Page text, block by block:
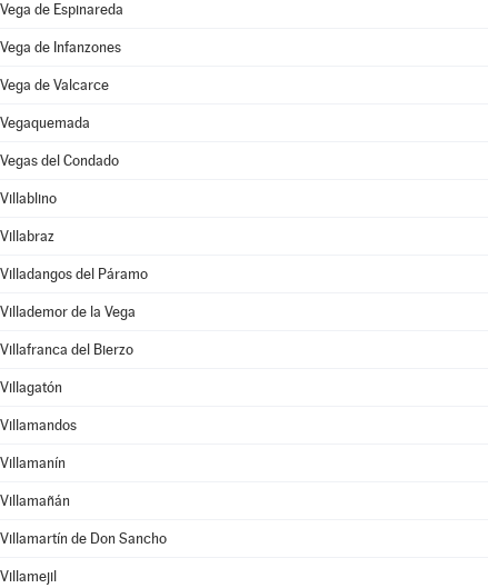
Vega de Espinareda
Vega de Infanzones
Vega de Valcarce
Vegaquemada
Vegas del Condado
Villablino
Villabraz
Villadangos del Páramo
Villademor de la Vega
Villafranca del Bierzo
Villagatón
Villamandos
Villamanín
Villamañán
Villamartín de Don Sancho
Villamejil